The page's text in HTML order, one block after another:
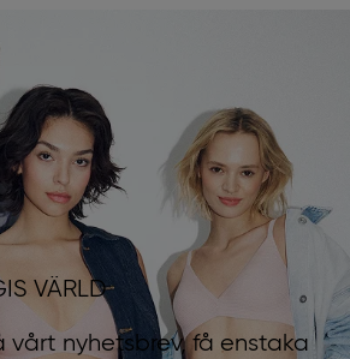
VÄRLD
vårt nyhetsbrev, få enstaka